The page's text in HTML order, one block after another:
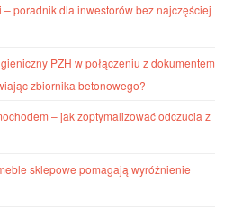
poradnik dla inwestorów bez najczęściej
PZH w połączeniu z dokumentem
zbiornika betonowego?
– jak zoptymalizować odczucia z
sklepowe pomagają wyróżnienie